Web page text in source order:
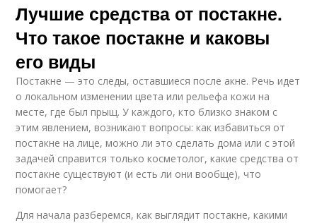
Лучшие средства от постакне.
Что такое постакне и каковы
его виды
Постакне — это следы, оставшиеся после акне. Речь идет
о локальном изменении цвета или рельефа кожи на
месте, где был прыщ. У каждого, кто близко знаком с
этим явлением, возникают вопросы: как избавиться от
постакне на лице, можно ли это сделать дома или с этой
задачей справится только косметолог, какие средства от
постакне существуют (и есть ли они вообще), что
помогает?
Для начала разберемся, как выглядит постакне, какими